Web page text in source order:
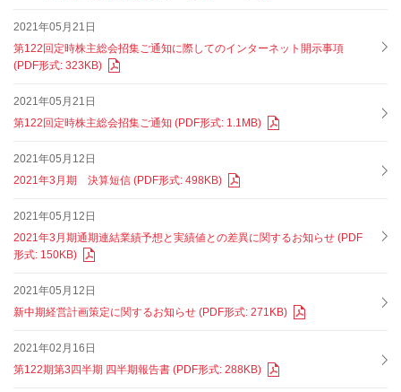
2021年05月21日
第122回定時株主総会招集ご通知に際してのインターネット開示事項
(PDF形式: 323KB)
2021年05月21日
第122回定時株主総会招集ご通知 (PDF形式: 1.1MB)
2021年05月12日
2021年3月期 決算短信 (PDF形式: 498KB)
2021年05月12日
2021年3月期通期連結業績予想と実績値との差異に関するお知らせ (PDF
形式: 150KB)
2021年05月12日
新中期経営計画策定に関するお知らせ (PDF形式: 271KB)
2021年02月16日
第122期第3四半期 四半期報告書 (PDF形式: 288KB)